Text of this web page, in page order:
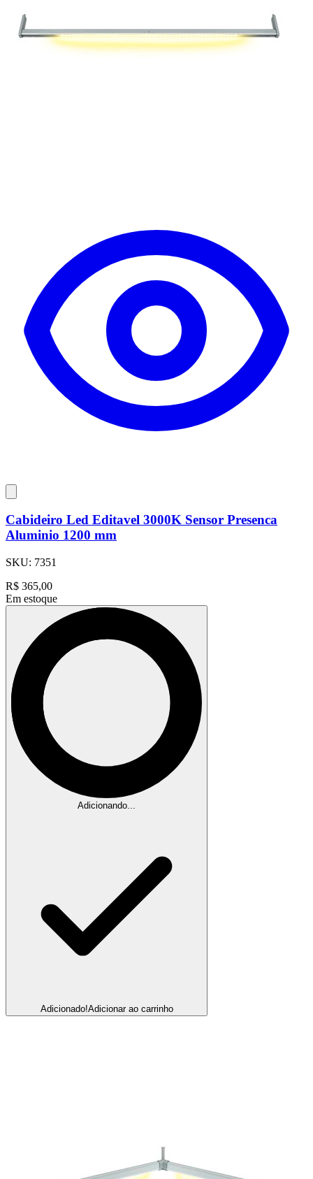
Cabideiro Led Editavel 3000K Sensor Presenca
Aluminio 1200 mm
SKU: 7351
R$ 365,00
Em estoque
Adicionando...
Adicionado!Adicionar ao carrinho